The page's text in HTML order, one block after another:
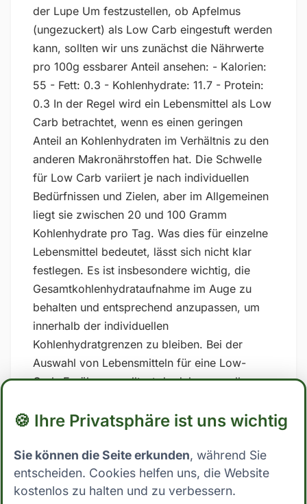
der Lupe Um festzustellen, ob Apfelmus
(ungezuckert) als Low Carb eingestuft werden
kann, sollten wir uns zunächst die Nährwerte
pro 100g essbarer Anteil ansehen: - Kalorien:
55 - Fett: 0.3 - Kohlenhydrate: 11.7 - Protein:
0.3 In der Regel wird ein Lebensmittel als Low
Carb betrachtet, wenn es einen geringen
Anteil an Kohlenhydraten im Verhältnis zu den
anderen Makronährstoffen hat. Die Schwelle
für Low Carb variiert je nach individuellen
Bedürfnissen und Zielen, aber im Allgemeinen
liegt sie zwischen 20 und 100 Gramm
Kohlenhydrate pro Tag. Was dies für einzelne
Lebensmittel bedeutet, lässt sich nicht klar
festlegen. Es ist insbesondere wichtig, die
Gesamtkohlenhydrataufnahme im Auge zu
behalten und entsprechend anzupassen, um
innerhalb der individuellen
Kohlenhydratgrenzen zu bleiben. Bei der
Auswahl von Lebensmitteln für eine Low-
Carb-Ernährung solltest du daher vor allem
Lebensmittel verzichten und stattdessen auf
und Ballaststoffen ist. ## Low Carb Ernährung:
Wo steht Apfelmus (ungezuckert)? Mit 11.7
Gramm Kohlenhydrate pro 100g essbarer
🍪 Ihre Privatsphäre ist uns wichtig
Sie können die Seite erkunden, während Sie
entscheiden. Cookies helfen uns, die Website
kostenlos zu halten und zu verbessern.